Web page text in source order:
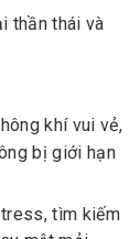
thần thái và
khí vui vẻ,
bị giới hạn
tìm kiếm